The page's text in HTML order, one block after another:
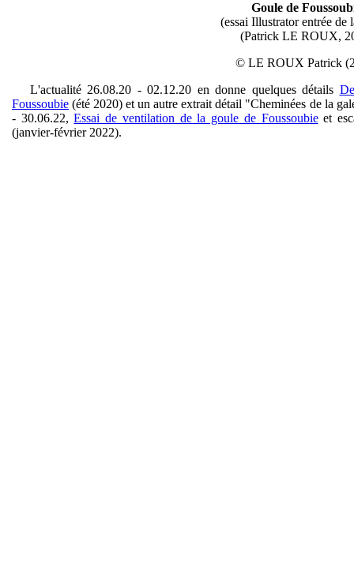
Goule de
(essai Illustrator entrée de
(Patrick LE ROUX,
© LE ROUX Patrick
L'actualité 26.08.20 - 02.12.20 en donne quelques détails
Foussoubie (été 2020) et un autre extrait détail "Cheminées de la
- 30.06.22,Essai de ventilation de la goule de Foussoubieet
(janvier-février 2022).